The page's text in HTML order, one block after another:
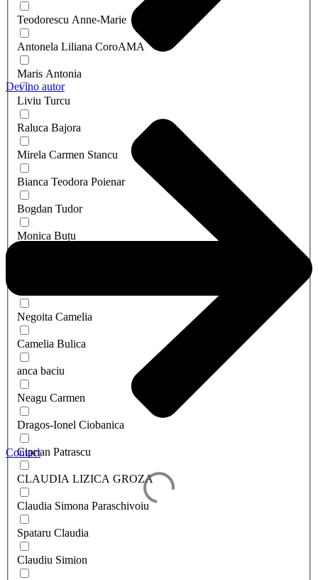
Teodorescu Anne-Marie
Antonela Liliana CoroAMA
Maris Antonia
Liviu Turcu
Raluca Bajora
Mirela Carmen Stancu
Bianca Teodora Poienar
Bogdan Tudor
Monica Buțu
Negoita Camelia
Camelia Bulica
anca baciu
Neagu Carmen
Dragos-Ionel Ciobanica
Ciprian Patrascu
CLAUDIA LIZICA GROZA
Claudia Simona Paraschivoiu
Spataru Claudia
Claudiu Simion
Devino autor
Contact